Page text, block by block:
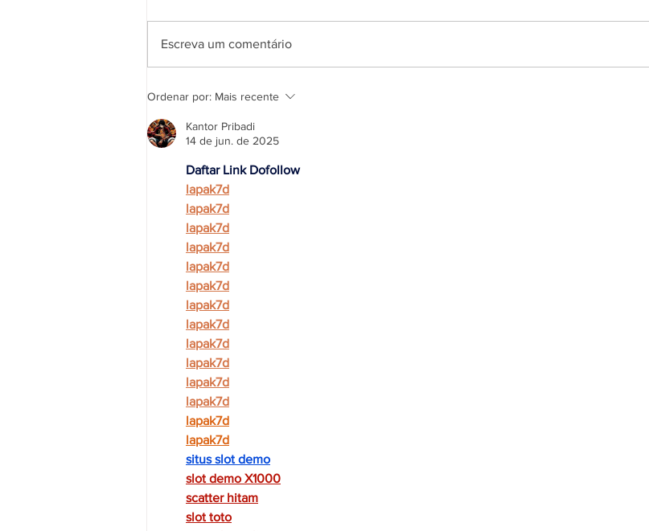
Escreva um comentário
Ordenar por: Mais recente
Kantor Pribadi
14 de jun. de 2025
Daftar Link Dofollow
lapak7d
lapak7d
lapak7d
lapak7d
lapak7d
lapak7d
lapak7d
lapak7d
lapak7d
lapak7d
lapak7d
lapak7d
lapak7d
lapak7d
situs slot demo
slot demo X1000
scatter hitam
slot toto